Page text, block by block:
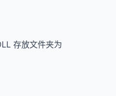
存放文件夹为